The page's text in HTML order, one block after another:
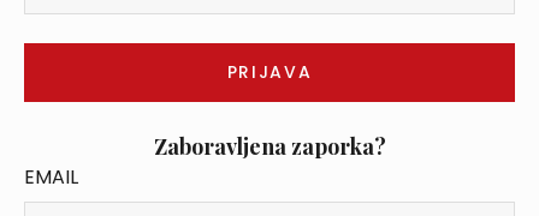
Zaboravljena zaporka?
EMAIL